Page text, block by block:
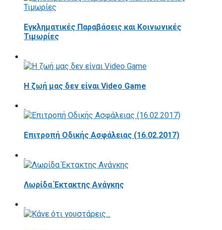
Εγκληματικές Παραβάσεις και Κοινωνικές
Τιμωρίες
Η ζωή μας δεν είναι Video Game
Επιτροπή Οδικής Ασφάλειας (16.02.2017)
Λωρίδα Έκτακτης Ανάγκης